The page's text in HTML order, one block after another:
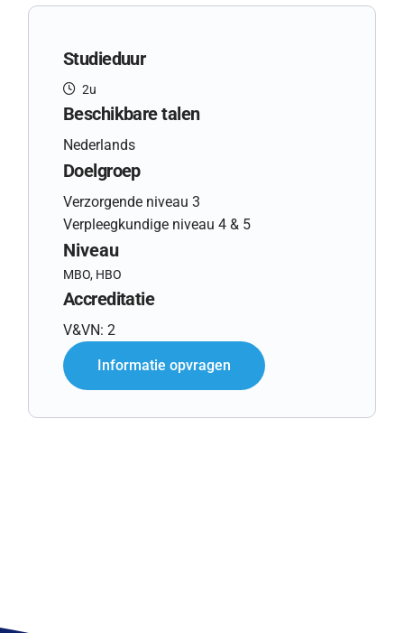
Studieduur
2u
Beschikbare talen
Nederlands
Doelgroep
Verzorgende niveau 3
Verpleegkundige niveau 4 & 5
Niveau
MBO, HBO
Accreditatie
V&VN: 2
Informatie opvragen